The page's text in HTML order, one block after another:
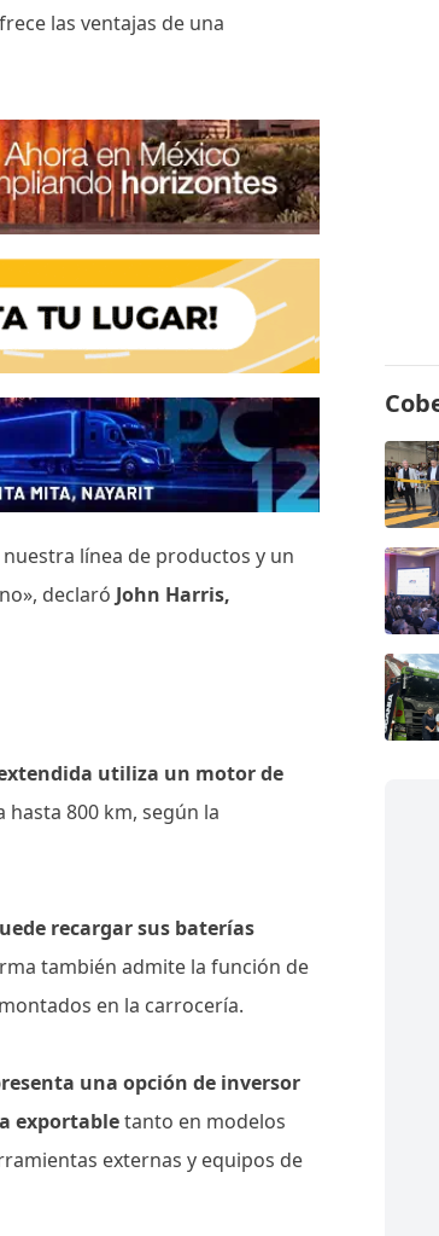
las ventajas de una
línea de productos y un
declaró John Harris,
utiliza un motor de
800 km, según la
recargar sus baterías
también admite la función de
en la carrocería.
una opción de inversor
exportabletanto en modelos
externas y equipos de